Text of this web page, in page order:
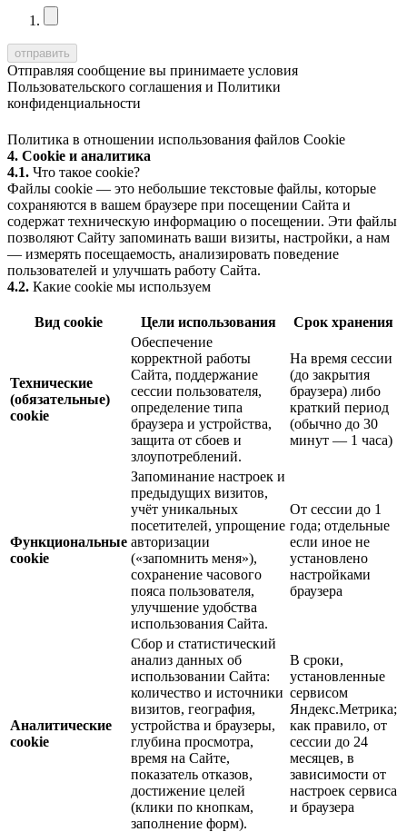
Отправляя сообщение вы принимаете условия
Пользовательского соглашения и Политики
конфиденциальности
Политика в отношении использования файлов Cookie
4. Cookie и аналитика
4.1. Что такое cookie?
Файлы cookie — это небольшие текстовые файлы, которые
сохраняются в вашем браузере при посещении Сайта и
содержат техническую информацию о посещении. Эти файлы
позволяют Сайту запоминать ваши визиты, настройки, а нам
— измерять посещаемость, анализировать поведение
пользователей и улучшать работу Сайта.
4.2. Какие cookie мы используем
Вид cookie Цели использования Срок хранения
Технические
(обязательные)
cookie
Обеспечение
корректной работы
Сайта, поддержание
сессии пользователя,
определение типа
браузера и устройства,
защита от сбоев и
злоупотреблений.
На время сессии
(до закрытия
браузера) либо
краткий период
(обычно до 30
минут — 1 часа)
Функциональные
cookie
Запоминание настроек и
предыдущих визитов,
учёт уникальных
посетителей, упрощение
авторизации
(«запомнить меня»),
сохранение часового
пояса пользователя,
улучшение удобства
использования Сайта.
От сессии до 1
года; отдельные
если иное не
установлено
настройками
браузера
Аналитические
cookie
Сбор и статистический
анализ данных об
использовании Сайта:
количество и источники
визитов, география,
устройства и браузеры,
глубина просмотра,
время на Сайте,
показатель отказов,
достижение целей
(клики по кнопкам,
заполнение форм).
В сроки,
установленные
сервисом
Яндекс.Метрика;
как правило, от
сессии до 24
месяцев, в
зависимости от
настроек сервиса
и браузера